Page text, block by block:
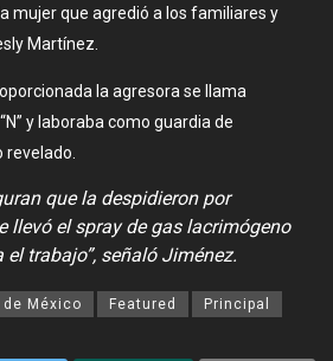
mujer que agredió a los familiares y
Martínez.
la agresora se llama
y laboraba como guardia de
que la despidieron por
llevó el spray de gas lacrimógeno
trabajo”, señaló Jiménez.
México Featured Principal